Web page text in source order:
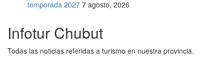
temporada 2027 7 agosto, 2026
Infotur Chubut
Todas las noticias referidas a turismo en nuestra provincia.